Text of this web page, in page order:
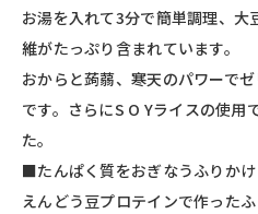
お湯を入れて3分で簡単調理、
維がたっぷり含まれています。
おからと蒟蒻、寒天のパワーで
です。さらにS O Yライスの使用
た。
■たんぱく質をおぎなうふりか
えんどう豆プロテインで作った